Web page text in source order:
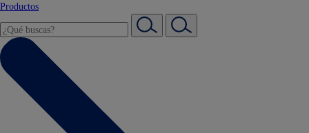
Productos